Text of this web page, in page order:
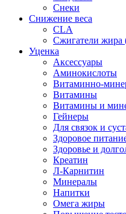
Снеки
Снижение веса
CLA
Сжигатели жира
Уценка
Аксессуары
Аминокислоты
Витаминно-
Витамины
Витамины и
Гейнеры
Для связок и
Здоровое
Здоровье и
Креатин
Л-Карнитин
Минералы
Напитки
Омега жиры